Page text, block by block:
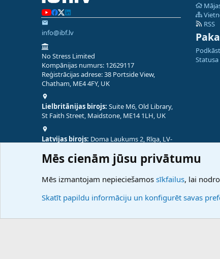
info@ibf.lv
No Stress Limited
Kompānijas numurs: 12629117
Reģistrācijas adrese: 38 Portside View,
Chatham, ME4 4FY, UK
Lielbritānijas birojs: Suite M6, Old Library,
St Faith Street, Maidstone, ME14 1LH, UK
Latvijas birojs: Doma Laukums 2, Rīga, LV-
RSS
Statusa
Mēs cienām jūsu privātumu
Mēs izmantojam nepieciešamos sīkfailus, lai
Skatīt papildu informāciju un konfigurēt savas